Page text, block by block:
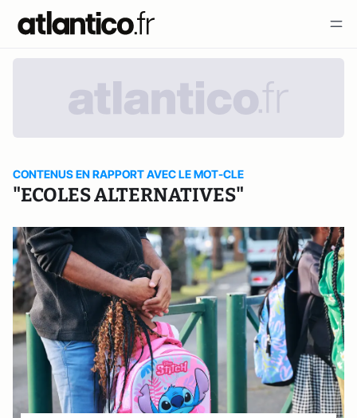
CONTENUS EN RAPPORT AVEC LE MOT-CLE
"ECOLES ALTERNATIVES"